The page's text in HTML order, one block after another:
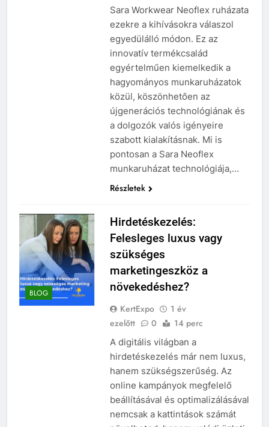
Sara Workwear Neoflex ruházata
ezekre a kihívásokra válaszol
egyedülálló módon. Ez az
innovatív termékcsalád
egyértelműen kiemelkedik a
hagyományos munkaruházatok
közül, köszönhetően az
újgenerációs technológiának és
a dolgozók valós igényeire
szabott kialakításnak. Mi is
pontosan a Sara Neoflex
munkaruházat technológiája,…
Részletek
BLOG
Hirdetéskezelés:
Felesleges luxus vagy
szükséges
marketingeszköz a
növekedéshez?
KertExpo
1 év
ezelőtt
0 14 perc
A digitális világban a
hirdetéskezelés már nem luxus,
hanem szükségszerűség. Az
online kampányok megfelelő
beállításával és optimalizálásával
nemcsak a kattintások számát